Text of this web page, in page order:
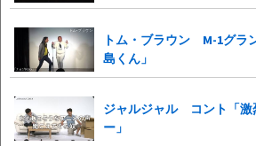
トム・ブラウン M-1グラ
島くん」
ジャルジャル コント「激
ー」